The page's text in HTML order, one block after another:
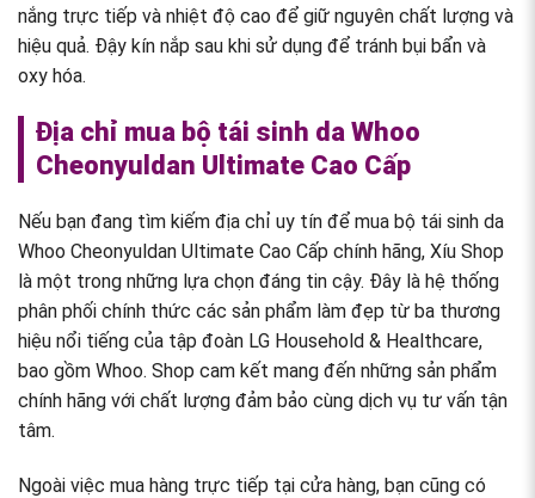
nắng trực tiếp và nhiệt độ cao để giữ nguyên chất lượng và
hiệu quả. Đậy kín nắp sau khi sử dụng để tránh bụi bẩn và
oxy hóa.
Địa chỉ mua bộ tái sinh da Whoo
Cheonyuldan Ultimate Cao Cấp
Nếu bạn đang tìm kiếm địa chỉ uy tín để mua bộ tái sinh da
Whoo Cheonyuldan Ultimate Cao Cấp chính hãng, Xíu Shop
là một trong những lựa chọn đáng tin cậy. Đây là hệ thống
phân phối chính thức các sản phẩm làm đẹp từ ba thương
hiệu nổi tiếng của tập đoàn LG Household & Healthcare,
bao gồm Whoo. Shop cam kết mang đến những sản phẩm
chính hãng với chất lượng đảm bảo cùng dịch vụ tư vấn tận
tâm.
Ngoài việc mua hàng trực tiếp tại cửa hàng, bạn cũng có